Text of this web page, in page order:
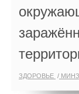
ЗДОРОВЬЕ